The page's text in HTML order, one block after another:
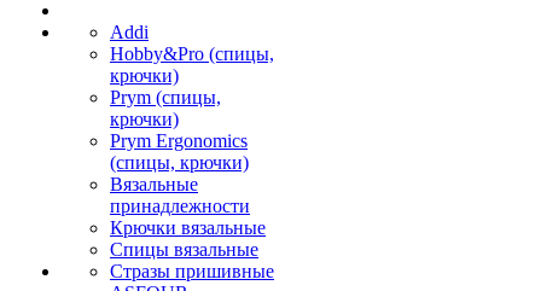
Addi
Hobby&Pro (спицы,
крючки)
Prym (спицы,
крючки)
Prym Ergonomics
(спицы, крючки)
Вязальные
принадлежности
Крючки вязальные
Спицы вязальные
Стразы пришивные